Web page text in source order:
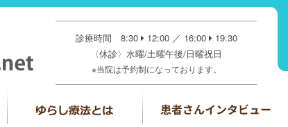
診療時間 8:30 12:00 ／ 16:00
19:30
〈休診〉水曜/土曜午後/日曜祝日
※当院は予約制になっております。